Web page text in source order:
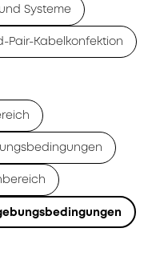
Systeme
Pair-Kabelkonfektion